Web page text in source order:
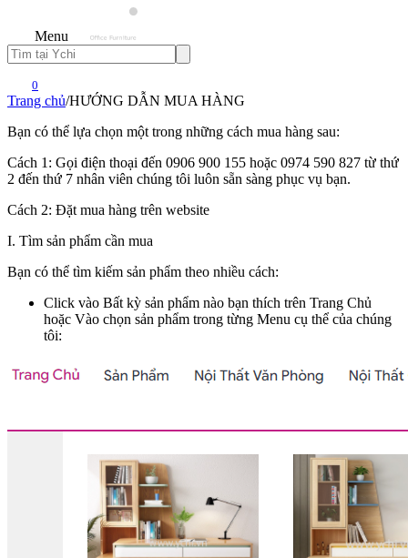
Menu
0
Trang chủ/HƯỚNG DẪN MUA HÀNG
Bạn có thể lựa chọn một trong những cách mua hàng sau:
Cách 1: Gọi điện thoại đến 0906 900 155 hoặc 0974 590 827 từ thứ
2 đến thứ 7 nhân viên chúng tôi luôn sẵn sàng phục vụ bạn.
Cách 2: Đặt mua hàng trên website
I. Tìm sản phẩm cần mua
Bạn có thể tìm kiếm sản phẩm theo nhiều cách:
Click vào Bất kỳ sản phẩm nào bạn thích trên Trang Chủ
hoặc Vào chọn sản phẩm trong từng Menu cụ thể của chúng
tôi: